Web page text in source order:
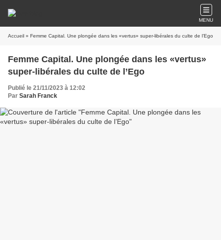
MENU
Accueil » Femme Capital. Une plongée dans les «vertus» super-libérales du culte de l’Ego
Femme Capital. Une plongée dans les «vertus»
super-libérales du culte de l’Ego
Publié le 21/11/2023 à 12:02
Par Sarah Franck